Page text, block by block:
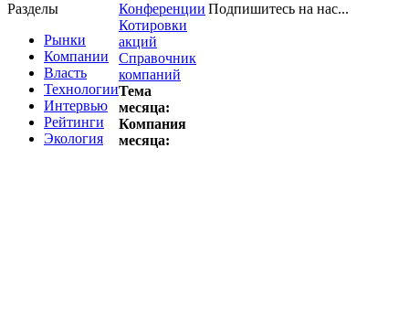
Разделы
Рынки
Компании
Власть
Технологии
Интервью
Рейтинги
Экология
Конференции
Котировки
акций
Справочник
компаний
Тема
месяца:
Компания
месяца:
Подпишитесь на нас...